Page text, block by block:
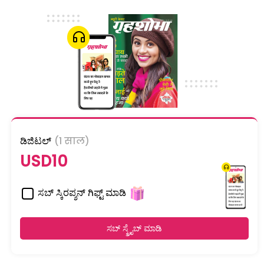
ಡಿಜಿಟಲ್ (1 साल)
USD10
ಸಬ್ ಸ್ಕಿರಪ್ಶನ್ ಗಿಫ್ಟ್ ಮಾಡಿ
ಸಬ್ ಸ್ಕ್ರೈಬ್ ಮಾಡಿ